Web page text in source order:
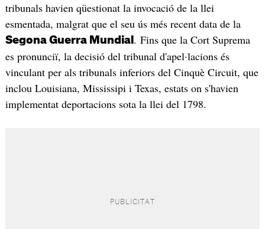
tribunals havien qüestionat la invocació de la llei
esmentada, malgrat que el seu ús més recent data de la
Segona Guerra Mundial . Fins que la Cort Suprema
es pronunciï, la decisió del tribunal d'apel·lacions és
vinculant per als tribunals inferiors del Cinquè Circuit, que
inclou Louisiana, Mississipi i Texas, estats on s'havien
implementat deportacions sota la llei del 1798.